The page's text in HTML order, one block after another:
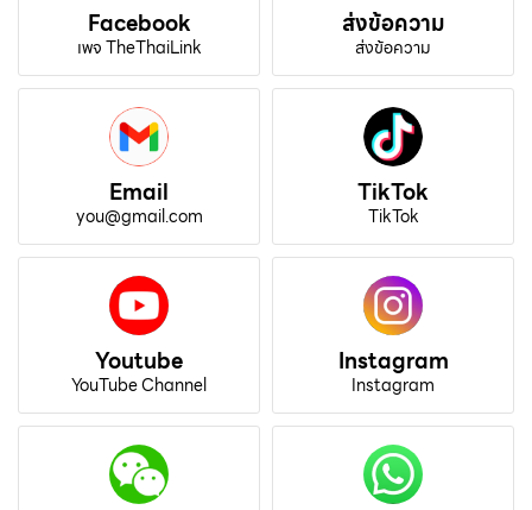
Facebook
เพจ TheThaiLink
ส่งข้อความ
ส่งข้อความ
Email
you@gmail.com
TikTok
TikTok
Youtube
YouTube Channel
Instagram
Instagram